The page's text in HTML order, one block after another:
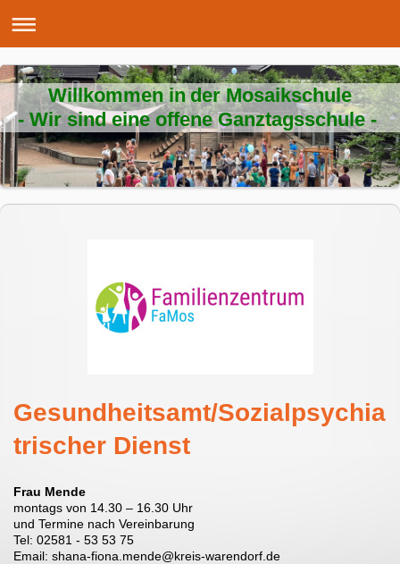
Willkommen in der Mosaikschule
- Wir sind eine offene Ganztagsschule -
Gesundheitsamt/Sozialpsychia
trischer Dienst
Frau Mende
montags von 14.30 – 16.30 Uhr
und Termine nach Vereinbarung
Tel: 02581 - 53 53 75
Email: shana-fiona.mende@kreis-warendorf.de